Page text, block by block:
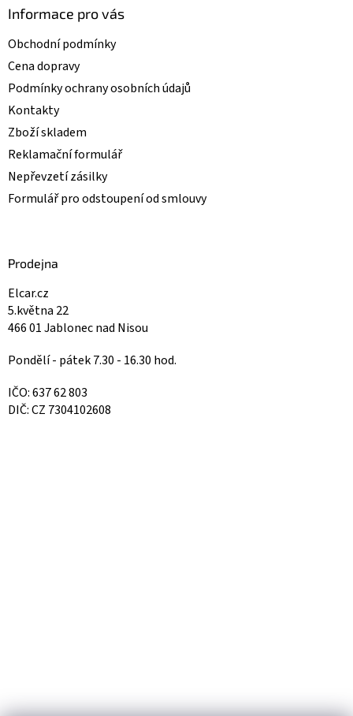
Informace pro vás
Obchodní podmínky
Cena dopravy
Podmínky ochrany osobních údajů
Kontakty
Zboží skladem
Reklamační formulář
Nepřevzetí zásilky
Formulář pro odstoupení od smlouvy
Prodejna
Elcar.cz
5.května 22
466 01 Jablonec nad Nisou
Pondělí - pátek 7.30 - 16.30 hod.
IČO: 637 62 803
DIČ: CZ 7304102608